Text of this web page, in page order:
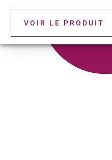
VOIR LE PRODUIT